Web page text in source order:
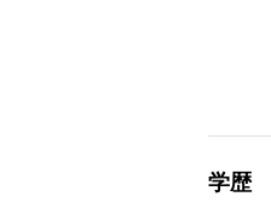
学歴